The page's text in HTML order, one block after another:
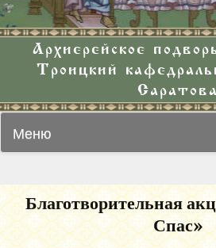
Архиерейское
Троицкий
Саратова
Меню
Благотворительная
Спас»